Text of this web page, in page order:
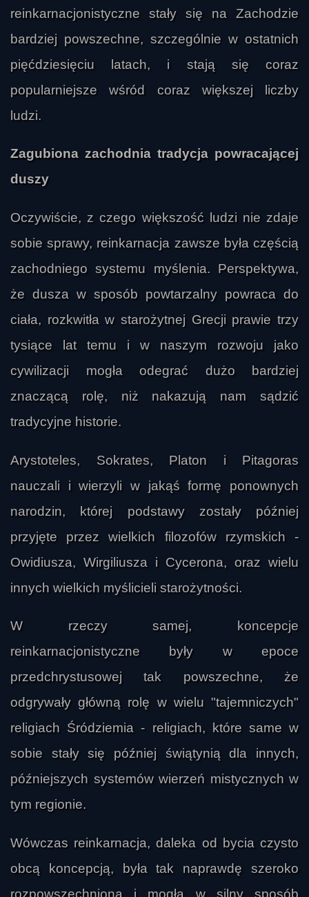
reinkarnacjonistyczne stały się na Zachodzie
bardziej powszechne, szczególnie w ostatnich
pięćdziesięciu latach, i stają się coraz
popularniejsze wśród coraz większej liczby
ludzi.
Zagubiona zachodnia tradycja powracającej
duszy
Oczywiście, z czego większość ludzi nie zdaje
sobie sprawy, reinkarnacja zawsze była częścią
zachodniego systemu myślenia. Perspektywa,
że dusza w sposób powtarzalny powraca do
ciała, rozkwitła w starożytnej Grecji prawie trzy
tysiące lat temu i w naszym rozwoju jako
cywilizacji mogła odegrać dużo bardziej
znaczącą rolę, niż nakazują nam sądzić
tradycyjne historie.
Arystoteles, Sokrates, Platon i Pitagoras
nauczali i wierzyli w jakąś formę ponownych
narodzin, której podstawy zostały później
przyjęte przez wielkich filozofów rzymskich -
Owidiusza, Wirgiliusza i Cycerona, oraz wielu
innych wielkich myślicieli starożytności.
W rzeczy samej, koncepcje
reinkarnacjonistyczne były w epoce
przedchrystusowej tak powszechne, że
odgrywały główną rolę w wielu "tajemniczych"
religiach Śródziemia - religiach, które same w
sobie stały się później świątynią dla innych,
późniejszych systemów wierzeń mistycznych w
tym regionie.
Wówczas reinkarnacja, daleka od bycia czysto
obcą koncepcją, była tak naprawdę szeroko
rozpowszechniona i mogła w silny sposób